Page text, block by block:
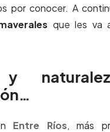
por conocer. A
que les va
y
Entre Ríos, más